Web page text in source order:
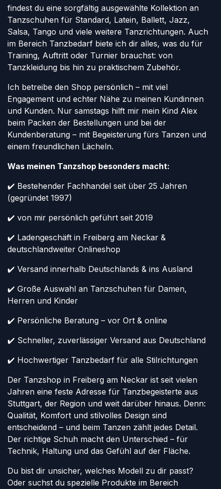
findest du eine sorgfältig ausgewählte Kollektion an
Tanzschuhen für Standard, Latein, Ballett, Jazz,
Salsa, Tango und viele weitere Tanzrichtungen. Auch
im Bereich Tanzbedarf biete ich dir alles, was du für
Training, Auftritt oder Turnier brauchst: von
Tanzkleidung bis hin zu praktischem Zubehör.
Ich betreibe den Shop persönlich – mit viel
Engagement und echter Nähe zu meinen Kundinnen
und Kunden. Nur samstags hilft mir mein Kind Alex
beim Packen der Bestellungen und bei der
Kundenberatung – mit Begeisterung fürs Tanzen und
einem freundlichen Lächeln.
Was meinen Tanzshop besonders macht:
✔️ Bestehender Fachhandel seit über 25 Jahren
(gegründet 1997)
✔️ von mir persönlich geführt seit 2019
✔️ Ladengeschäft in Freiberg am Neckar &
deutschlandweiter Onlineshop
✔️ Versand innerhalb Deutschlands & ins Ausland
✔️ Große Auswahl an Tanzschuhen für Damen,
Herren und Kinder
✔️ Persönliche Beratung – vor Ort & online
✔️ Schneller, zuverlässiger Versand aus Deutschland
✔️ Hochwertiger Tanzbedarf für alle Stilrichtungen
Der Tanzshop in Freiberg am Neckar ist seit vielen
Jahren eine feste Adresse für Tanzbegeisterte aus
Stuttgart, der Region und weit darüber hinaus. Denn:
Qualität, Komfort und stilvolles Design sind
entscheidend – und beim Tanzen zählt jedes Detail.
Der richtige Schuh macht den Unterschied – für
Technik, Haltung und das Gefühl auf der Fläche.
Du bist dir unsicher, welches Modell zu dir passt?
Oder suchst du spezielle Produkte im Bereich